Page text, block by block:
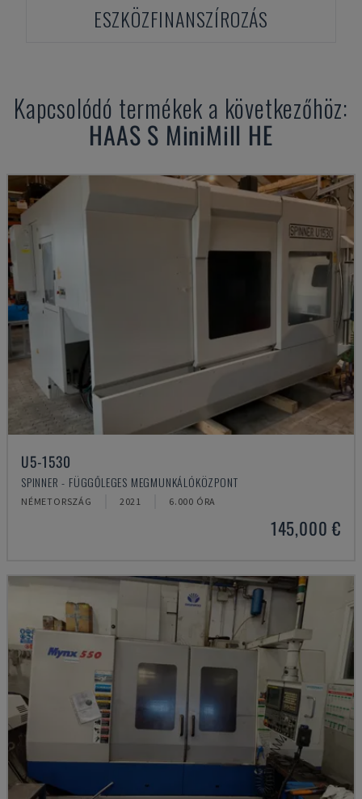
ESZKÖZFINANSZÍROZÁS
Kapcsolódó termékek a következőhöz:
HAAS S MiniMill HE
U5-1530
SPINNER - FÜGGŐLEGES MEGMUNKÁLÓKÖZPONT
NÉMETORSZÁG 2021 6.000 ÓRA
145,000 €